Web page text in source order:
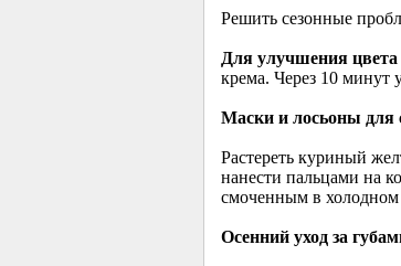
Решить сезонные
Для улучшения цвета
крема. Через 10 минут
Маски и лосьоны для
Растереть куриный
нанести пальцами на
смоченным в
Осенний уход за